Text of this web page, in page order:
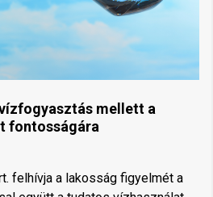
mellett a
fontosságára
felhívja a lakosság figyelmét a